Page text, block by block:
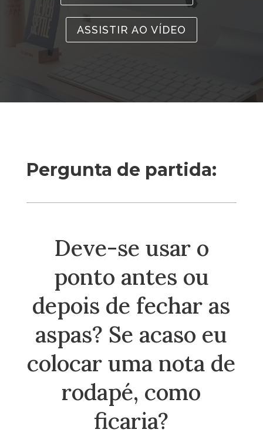
ASSISTIR AO VÍDEO
Pergunta de partida:
Deve-se usar o
ponto antes ou
depois de fechar as
aspas? Se acaso eu
colocar uma nota de
rodapé, como
ficaria?